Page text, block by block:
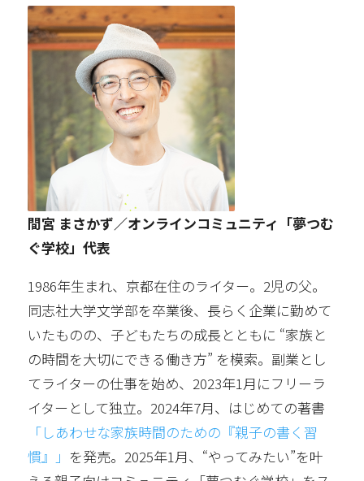
間宮 まさかず／オンラインコミュニティ「夢つむ
ぐ学校」代表
1986年生まれ、京都在住のライター。2児の父。
同志社大学文学部を卒業後、長らく企業に勤めて
いたものの、子どもたちの成長とともに “家族と
の時間を大切にできる働き方” を模索。副業とし
てライターの仕事を始め、2023年1月にフリーラ
イターとして独立。2024年7月、はじめての著書
「しあわせな家族時間のための『親子の書く習
慣』」 を発売。2025年1月、“やってみたい”を叶